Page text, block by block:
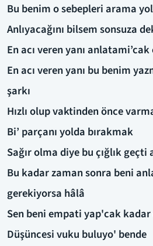
Bu benim o sebepleri arama
Anlıyacağını bilsem sonsuza
En acı veren yanı
En acı veren yanı bu benim
şarkı
Hızlı olup vaktinden önce
Bi’ parçanı yolda bırakmak
Sağır olma diye bu çığlık geçti
Bu kadar zaman sonra beni
gerekiyorsa hâlâ
Sen beni empati yap'cak
Düşüncesi vuku buluyo' bende